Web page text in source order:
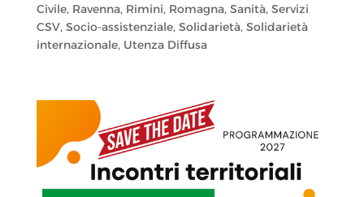
Civile, Ravenna, Rimini, Romagna, Sanità, Servizi
CSV, Socio-assistenziale, Solidarietà, Solidarietà
internazionale, Utenza Diffusa